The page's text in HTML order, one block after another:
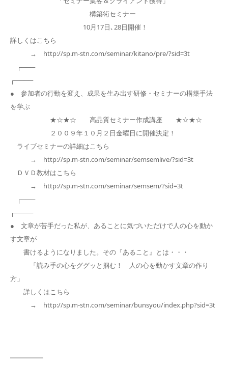
構築術セミナー
10月17日､28日開催！
詳しくはこちら
→ http://sp.m-stn.com/seminar/kitano/pre/?sid=3t
┌───
┌────
● 参加者の行動を変え、成果を生み出す研修・セミナーの構築手法
を学ぶ
★☆★☆ 高品質セミナー作成講座 ★☆★☆
２００９年１０月２日金曜日に開催決定！
ライブセミナーの詳細はこちら
→ http://sp.m-stn.com/seminar/semsemlive/?sid=3t
ＤＶＤ教材はこちら
→ http://sp.m-stn.com/seminar/semsem/?sid=3t
┌───
┌────
● 文章が苦手だった私が、あることに気づいただけで人の心を動か
す文章が
書けるようになりました。その『あること』とは・・・
「読み手の心をググッと掴む！ 人の心を動かす文章の作り
方」
詳しくはこちら
→ http://sp.m-stn.com/seminar/bunsyou/index.php?sid=3t
━━━━━